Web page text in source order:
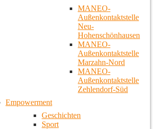
MANEO-
Außenkontaktstelle
Neu-
Hohenschönhausen
MANEO-
Außenkontaktstelle
Marzahn-Nord
MANEO-
Außenkontaktstelle
Zehlendorf-Süd
Empowerment
Geschichten
Sport